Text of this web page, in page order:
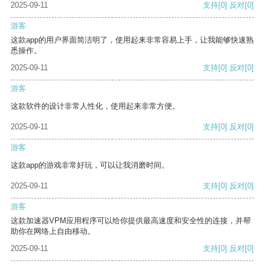
2025-09-11
支持[0] 反对[0]
游客
这款app的用户界面简洁明了，使用起来非常容易上手，让我能够快速熟
悉操作。
2025-09-11
支持[0] 反对[0]
游客
这款软件的设计非常人性化，使用起来非常方便。
2025-09-11 支持[0] 反对[0]
游客
这款app的游戏非常好玩，可以让我消磨时间。
2025-09-11 支持[0] 反对[0]
游客
这款加速器VPM应用程序可以给你提供最高速度和安全性的连接，并帮
助你在网络上自由移动。
2025-09-11
支持[0] 反对[0]